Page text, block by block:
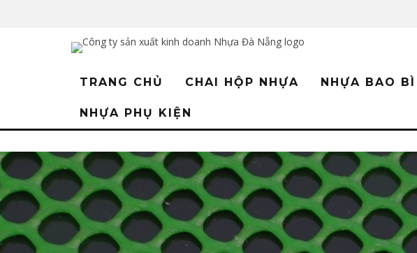
TRANG CHỦ CHAI HỘP NHỰA NHỰA BAO BÌ
NHỰA PHỤ KIỆN